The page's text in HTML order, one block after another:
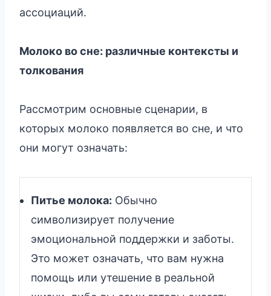
ассоциаций.
Молоко во сне: различные контексты и
толкования
Рассмотрим основные сценарии, в
которых молоко появляется во сне, и что
они могут означать:
Питье молока: Обычно
символизирует получение
эмоциональной поддержки и заботы.
Это может означать, что вам нужна
помощь или утешение в реальной